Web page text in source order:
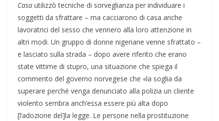
Casa utilizzò tecniche di sorveglianza per individuare i
soggetti da sfrattare – ma cacciarono di casa anche
lavoratrici del sesso che vennero alla loro attenzione in
altri modi. Un gruppo di donne nigeriane venne sfrattato –
e lasciato sulla strada – dopo avere riferito che erano
state vittime di stupro, una situazione che spiega il
commento del governo norvegese che «la soglia da
superare perché venga denunciato alla polizia un cliente
violento sembra anch’essa essere più alta dopo
[l’adozione del]la legge. Le persone nella prostituzione